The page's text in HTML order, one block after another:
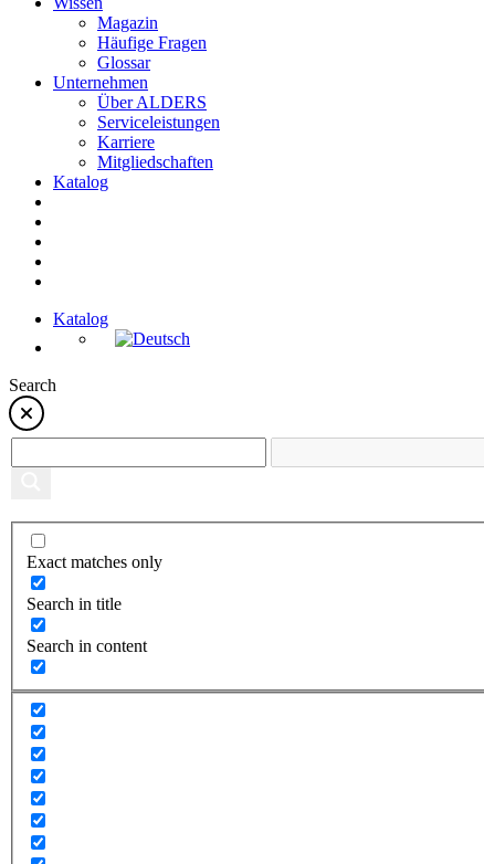
Magazin
Häufige Fragen
Glossar
Unternehmen
Über ALDERS
Serviceleistungen
Karriere
Mitgliedschaften
Katalog
Katalog
Search
Exact matches only
Search in title
Search in content